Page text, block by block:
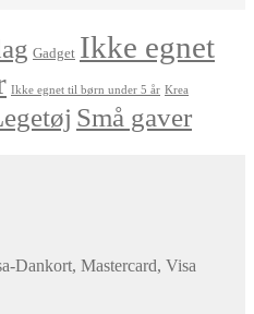
Gadget Ikke egnet
Ikke egnet til børn under 5 år Krea
Små gaver